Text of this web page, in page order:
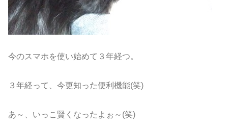
今のスマホを使い始めて３年経つ。
３年経って、今更知った便利機能(笑)
あ～、いっこ賢くなったよぉ～(笑)